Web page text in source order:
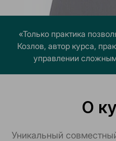
«Только практика
Козлов, автор курса,
управлении
О
Уникальный